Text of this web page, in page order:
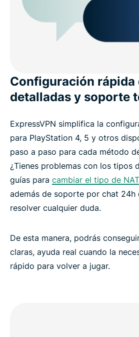
Configuración rápida
detalladas y soporte
ExpressVPN simplifica la
para PlayStation 4, 5 y otros
paso a paso para cada método
¿Tienes problemas con los tipos
guías para cambiar el tipo de
además de soporte por chat 24h
resolver cualquier duda.
De esta manera, podrás
claras, ayuda real cuando la
rápido para volver a jugar.